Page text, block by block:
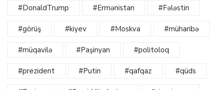
#DonaldTrump #Ermənistan #Fələstin
#görüş #kiyev #Moskva #müharibə
#müqavilə #Paşinyan #politoloq
#prezident #Putin #qafqaz #qüds